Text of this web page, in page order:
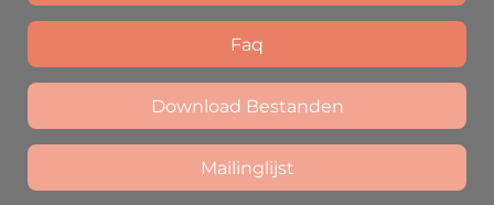
Faq
Download Bestanden
Mailinglijst